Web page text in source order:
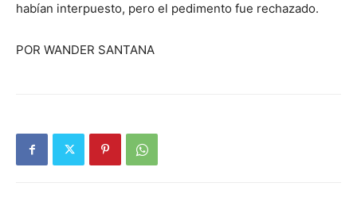
habían interpuesto, pero el pedimento fue rechazado.
POR WANDER SANTANA